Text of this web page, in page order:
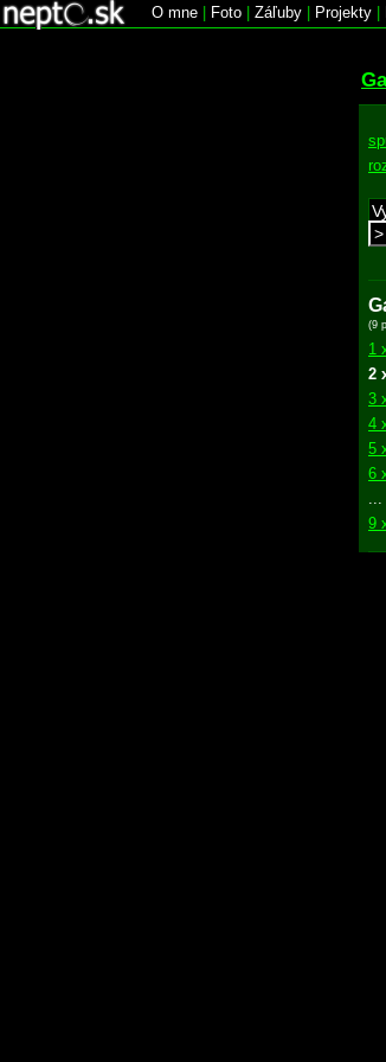
O mne Foto Záľuby Projekty
>
(9
1
2
3
4
5
6
9